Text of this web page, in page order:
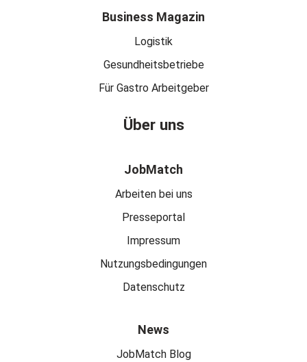
Business Magazin
Logistik
Gesundheitsbetriebe
Für Gastro Arbeitgeber
Über uns
JobMatch
Arbeiten bei uns
Presseportal
Impressum
Nutzungsbedingungen
Datenschutz
News
JobMatch Blog